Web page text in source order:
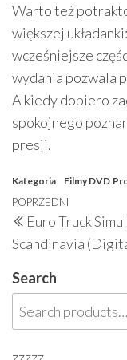
Warto też
większej
wcześniejsze
wydania pozwala
A kiedy dopiero
spokojnego
presji.
Kategoria Filmy DVD
Nawigacja
wpisu
Poprzedni
wpis
POPRZEDNI
Euro Truck
Scandinavia
Search